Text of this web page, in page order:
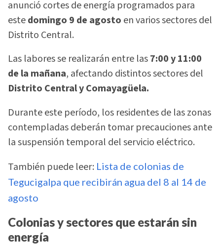
anunció cortes de energía programados para
estedomingo 9 de agosto en varios sectores del
Distrito Central.
Las labores se realizarán entre las7:00 y 11:00
de la mañana, afectando distintos sectores del
Distrito Central y Comayagüela.
Durante este período, los residentes de las zonas
contempladas deberán tomar precauciones ante
la suspensión temporal del servicio eléctrico.
También puede leer: Lista de colonias de
Tegucigalpa que recibirán agua del 8 al 14 de
agosto
Colonias y sectores que estarán sin
energía